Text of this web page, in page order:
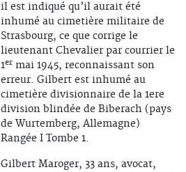
il est indiqué qu’il aurait été
inhumé au cimetière militaire de
Strasbourg, ce que corrige le
lieutenant Chevalier par courrier le
1er mai 1945, reconnaissant son
erreur. Gilbert est inhumé au
cimetière divisionnaire de la 1ere
division blindée de Biberach (pays
de Wurtemberg, Allemagne)
Rangée I Tombe 1.
Gilbert Maroger, 33 ans, avocat,